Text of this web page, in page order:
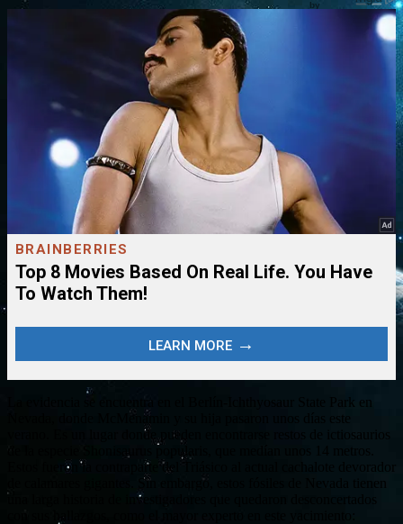
La evidencia se encuentra en el Berlín-Ichthyosaur State Park en
Nevada, donde McMenamin y su hija pasaron unos días este
verano. Es un lugar donde pueden encontrarse restos de ictiosaurios
de la especie Shonisaurus popularis, que medían unos 14 metros.
Estos fueron la contraparte del Triásico al actual cachalote devorador
de calamares gigantes. Sin embargo, estos fósiles de Nevada tienen
una larga historia de investigadores que quedaron desconcertados
con sus hallazgos, como el mayor experto en este yacimiento: